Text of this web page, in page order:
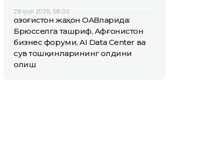
28 iyun 2026, 08:00
Қозоғистон жаҳон ОАВларида:
Брюсселга ташриф, Афғонистон
бизнес форуми, AI Data Center ва
сув тошқинларининг олдини
олиш